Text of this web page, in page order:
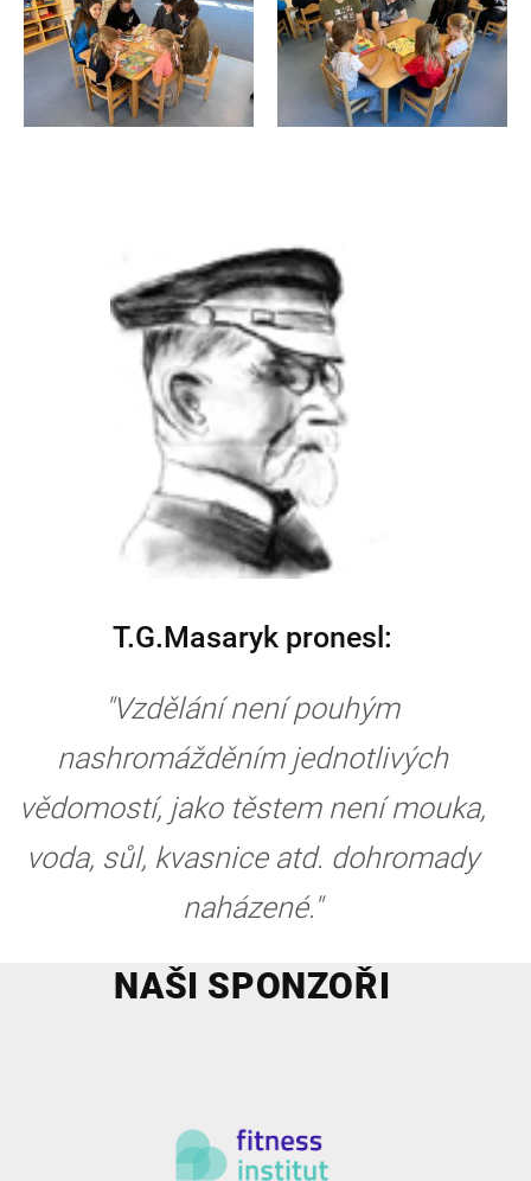
T.G.Masaryk pronesl:
"Vzdělání není pouhým
nashromážděním jednotlivých
vědomostí, jako těstem není mouka,
voda, sůl, kvasnice atd. dohromady
naházené."
NAŠI SPONZOŘI